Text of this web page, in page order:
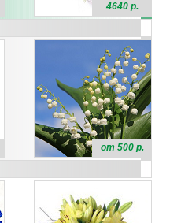
4640 р.
от 500 р.